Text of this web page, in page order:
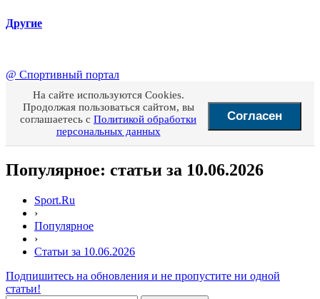
Другие
@ Спортивный портал
На сайте используются Cookies.
Продолжая пользоваться сайтом, вы
соглашаетесь с Политикой обработки
персональных данных
Согласен
Популярное: статьи за 10.06.2026
Sport.Ru
›
Популярное
›
Статьи за 10.06.2026
Подпишитесь на обновления и не пропустите ни одной
статьи!